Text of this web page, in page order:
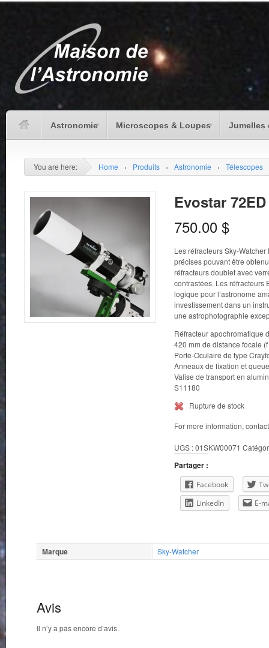
Astronomie Microscopes & Loupes Jumelles
You are here: Home › Produits › Astronomie › Télescopes
Evostar 72ED
750.00 $
Les réfracteurs Sky-
précises pouvant être
réfracteurs doublet avec
contrastées. Les réfracteurs
logique pour l’astronome
investissement dans un
une astrophotographie
Réfracteur apochromatique
420 mm de distance focale
Porte-Oculaire de type
Anneaux de fixation et
Valise de transport en
S11180
Rupture de stock
For more information,
UGS :01SKW00071
Partager :
Facebook
LinkedIn
E-
Marque Sky-Watcher
Avis
Il n’y a pas encore d’avis.